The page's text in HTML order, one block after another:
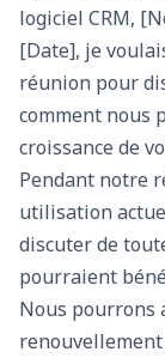
logiciel CRM,
[Date], je
réunion pour
comment nous
croissance de
Pendant notre
utilisation
discuter de
pourraient
Nous pourrons